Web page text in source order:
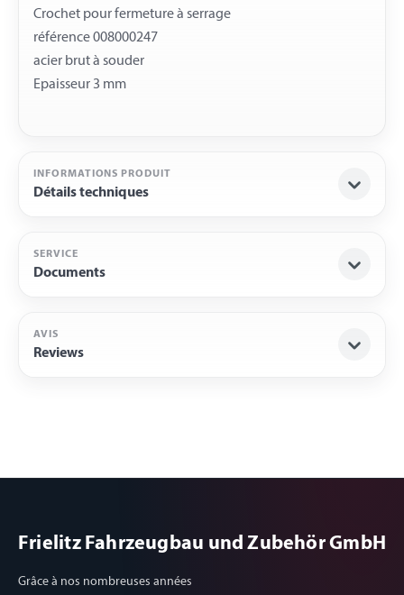
Crochet pour fermeture à serrage
référence 008000247
acier brut à souder
INFORMATIONS PRODUIT
Détails techniques
SERVICE
Documents
AVIS
Reviews
Frielitz Fahrzeugbau und Zubehör GmbH
Grâce à nos nombreuses années